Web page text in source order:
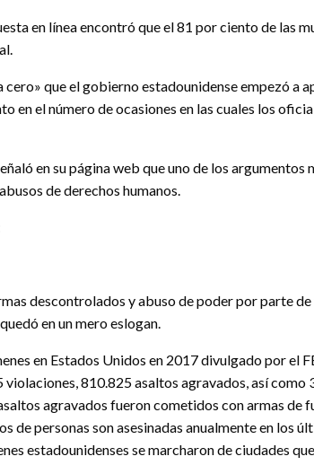
en línea encontró que el 81 por ciento de las
que el gobierno estadounidense empezó a
en el número de ocasiones en las cuales los
en su página web que uno de los argumentos
de derechos humanos.
descontrolados y abuso de poder por parte
en un mero eslogan.
en Estados Unidos en 2017 divulgado por el
810.825 asaltos agravados, así como
agravados fueron cometidos con armas de
personas son asesinadas anualmente en los
estadounidenses se marcharon de ciudades